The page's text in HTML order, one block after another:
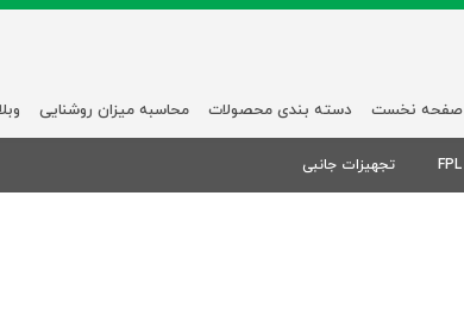
صفحه نخست دسته بندی محصولات محاسبه میزان روشنایی
تجهیزات جانبی